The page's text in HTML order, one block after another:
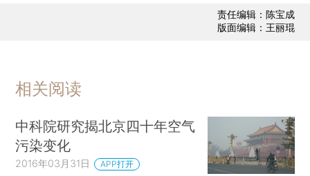
责任编辑：陈宝成
版面编辑：王丽琨
相关阅读
中科院研究揭北京四十年空气
污染变化
2016年03月31日 APP打开